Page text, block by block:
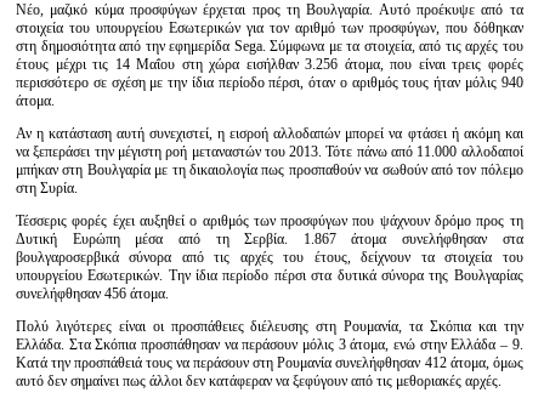
Νέο, μαζικό κύμα προσφύγων έρχεται προς τη Βουλγαρία. Αυτό προέκυψε από τα
στοιχεία του υπουργείου Εσωτερικών για τον αριθμό των προσφύγων, που δόθηκαν
στη δημοσιότητα από την εφημερίδα Sega. Σύμφωνα με τα στοιχεία, από τις αρχές του
έτους μέχρι τις 14 Μαΐου στη χώρα εισήλθαν 3.256 άτομα, που είναι τρεις φορές
περισσότερο σε σχέση με την ίδια περίοδο πέρσι, όταν ο αριθμός τους ήταν μόλις 940
άτομα.
Αν η κατάσταση αυτή συνεχιστεί, η εισροή αλλοδαπών μπορεί να φτάσει ή ακόμη και
να ξεπεράσει την μέγιστη ροή μεταναστών του 2013. Τότε πάνω από 11.000 αλλοδαποί
μπήκαν στη Βουλγαρία με τη δικαιολογία πως προσπαθούν να σωθούν από τον πόλεμο
στη Συρία.
Τέσσερις φορές έχει αυξηθεί ο αριθμός των προσφύγων που ψάχνουν δρόμο προς τη
Δυτική Ευρώπη μέσα από τη Σερβία. 1.867 άτομα συνελήφθησαν στα
βουλγαροσερβικά σύνορα από τις αρχές του έτους, δείχνουν τα στοιχεία του
υπουργείου Εσωτερικών. Την ίδια περίοδο πέρσι στα δυτικά σύνορα της Βουλγαρίας
συνελήφθησαν 456 άτομα.
Πολύ λιγότερες είναι οι προσπάθειες διέλευσης στη Ρουμανία, τα Σκόπια και την
Ελλάδα. Στα Σκόπια προσπάθησαν να περάσουν μόλις 3 άτομα, ενώ στην Ελλάδα – 9.
Κατά την προσπάθειά τους να περάσουν στη Ρουμανία συνελήφθησαν 412 άτομα, όμως
αυτό δεν σημαίνει πως άλλοι δεν κατάφεραν να ξεφύγουν από τις μεθοριακές αρχές.